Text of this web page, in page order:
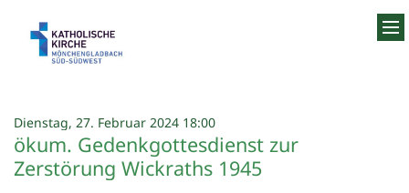
Dienstag, 27. Februar 2024 18:00:
ökum. Gedenkgottesdienst zur
Zerstörung Wickraths 1945